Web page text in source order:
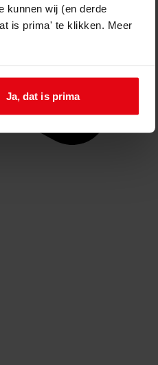
kunnen wij (en derde
is prima' te klikken. Meer
Ja, dat is prima